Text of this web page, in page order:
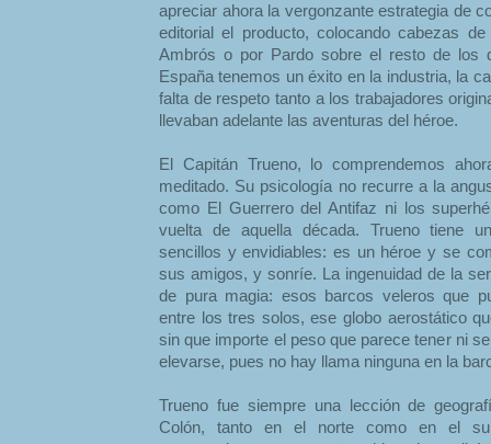
apreciar ahora la vergonzante estrategia de
editorial el producto, colocando cabezas
Ambrós o por Pardo sobre el resto de los
España tenemos un éxito en la industria, la
falta de respeto tanto a los trabajadores
llevaban adelante las aventuras del héroe.
El Capitán Trueno, lo comprendemos
meditado. Su psicología no recurre a la
como El Guerrero del Antifaz ni los
vuelta de aquella década. Trueno tiene
sencillos y envidiables: es un héroe y se
sus amigos, y sonríe. La ingenuidad de la
de pura magia: esos barcos veleros que
entre los tres solos, ese globo aerostático
sin que importe el peso que parece tener ni
elevarse, pues no hay llama ninguna en la
Trueno fue siempre una lección de
Colón, tanto en el norte como en el